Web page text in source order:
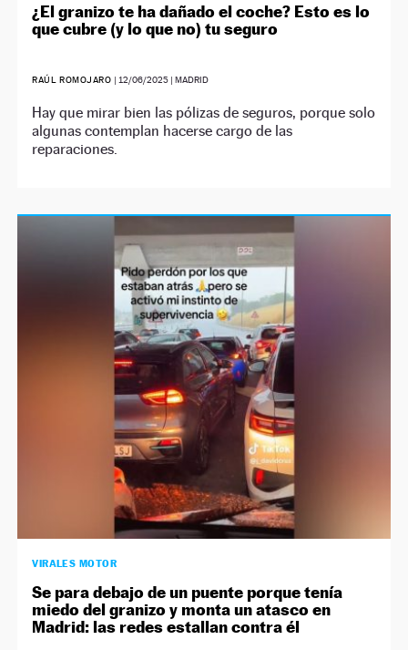
¿El granizo te ha dañado el coche? Esto es lo
que cubre (y lo que no) tu seguro
RAÚL ROMOJARO | 12/06/2025| MADRID
Hay que mirar bien las pólizas de seguros, porque solo
algunas contemplan hacerse cargo de las
reparaciones.
VIRALES MOTOR
Se para debajo de un puente porque tenía
miedo del granizo y monta un atasco en
Madrid: las redes estallan contra él